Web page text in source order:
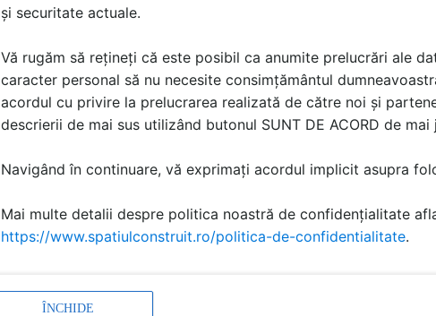
și securitate actuale.
Vă rugăm să rețineți că este posibil ca anumite prelucrări ale
caracter personal să nu necesite consimțământul
acordul cu privire la prelucrarea realizată de către noi și
descrierii de mai sus utilizând butonul SUNT DE ACORD de mai
Navigând în continuare, vă exprimați acordul implicit asupra
Mai multe detalii despre politica noastră de confidențialitate
https://www.spatiulconstruit.ro/politica-de-confidentialitate.
ÎNCHIDE